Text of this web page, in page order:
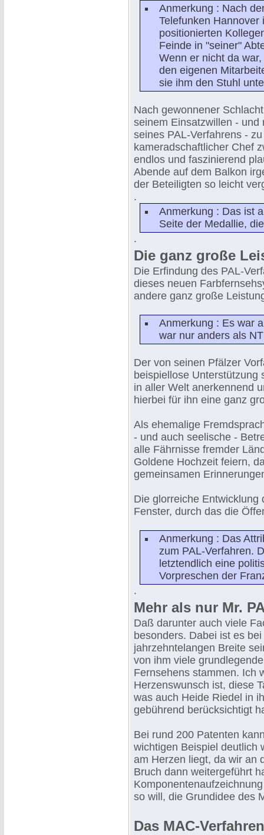
Anmerkung : Nach
Telefunken
positionierten
Feinde in "seiner"
Wenn er nicht da
den eigenen
sie ihm den Stuhl
Nach gewonnener
seinem Einsatzwillen -
seines PAL-Verfahrens -
kameradschaftlicher Chef
endlos und faszinierend
Abende auf dem Balkon
der Beteiligten so leicht
.
Anmerkung : Das ist
Seite der Medallie,
.
Die ganz große
Die Erfindung des PAL-
dieses neuen
andere ganz große
Anmerkung : Es war
war nur anders als
Der von seinen Pfälzer
beispiellose Unterstützung
in aller Welt anerkennend
hierbei für ihn eine ganz
Als ehemalige
- und auch seelische -
alle Fährnisse fremder
Goldene Hochzeit feiern,
gemeinsamen
Die glorreiche Entwicklung
Fenster, durch das die
Anmerkung : Das
zum PAL-Verfahren.
letztendlich eine
Vorpreschen der
.
Mehr als nur Mr.
Daß darunter auch viele
besonders. Dabei ist es
jahrzehntelangen Breite
von ihm viele
Fernsehens stammen. Ich
Herzenswunsch ist, diese
was auch Heide Riedel in
gebührend berücksichtigt
Bei rund 200 Patenten
wichtigen Beispiel deutlich
am Herzen liegt, da wir an
Bruch dann weitergeführt
so will, die Grundidee des
Das MAC-